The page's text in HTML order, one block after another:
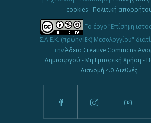
cookies- Πολιτική
Το έργο "Επίσημη
Σ.Α.Ε.Κ. (πρώην ΙΕΚ) Μεσολογγίου"
τηνΆδεια Creative Commons
Δημιουργού - Μη Εμπορική Χρήση -
Διανομή 4.0 Διεθνές.